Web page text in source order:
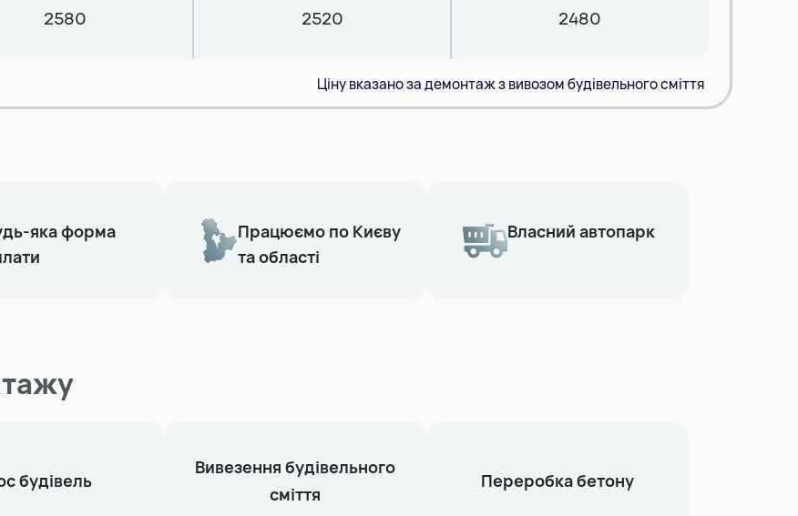
2580 2520 2480
Ціну вказано за демонтаж з вивозом будівельного сміття
яка форма
Працюємо по Києву
та області
Власний автопарк
будівель
Вивезення будівельного
сміття
Переробка бетону